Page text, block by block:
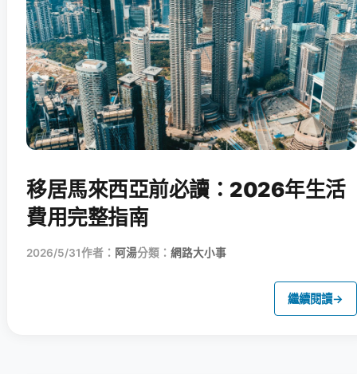
移居馬來西亞前必讀：2026年生活
費用完整指南
2026/5/31作者： 阿湯分類： 網路大小事
繼續閱讀→